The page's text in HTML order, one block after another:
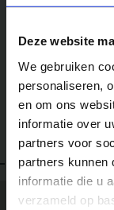
Deze website
We gebruiken
personaliseren,
en om ons
informatie over
partners voor
partners kunnen
informatie die u
verzameld op